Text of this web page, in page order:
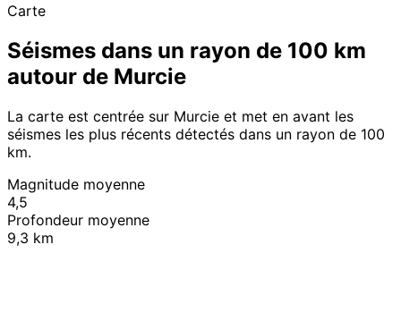
Carte
Séismes dans un rayon de 100 km
autour de Murcie
La carte est centrée sur Murcie et met en avant les
séismes les plus récents détectés dans un rayon de 100
km.
Magnitude moyenne
4,5
Profondeur moyenne
9,3 km